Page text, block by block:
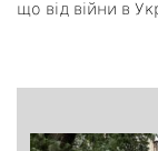
що від війни в